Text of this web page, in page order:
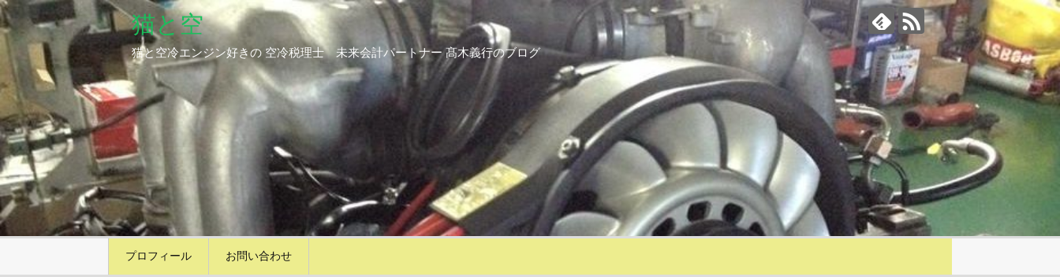
猫と空
猫と空冷エンジン好きの 空冷税理士 未来会計パートナー 髙木義行のブログ
プロフィール お問い合わせ